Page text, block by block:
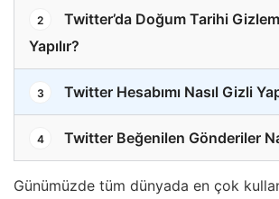
2
Twitter’da Doğum Tarihi
Yapılır?
3 Twitter Hesabımı Nasıl Gizli
4 Twitter Beğenilen Gönderiler
Günümüzde tüm dünyada en çok